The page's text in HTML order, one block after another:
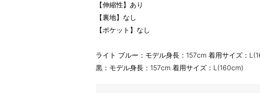
【伸縮性】あり
【裏地】なし
【ポケット】なし
ライト ブルー：モデル身長：157cm 着用サイズ：
黒：モデル身長：157cm 着用サイズ：L(160cm)